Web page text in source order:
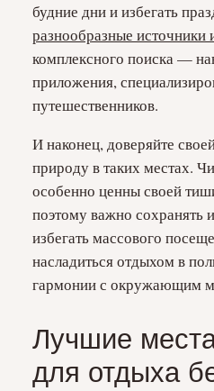
будние дни и избегать
разнообразные
комплексного поиска —
приложения,
путешественников.
И наконец, доверяйте
природу в таких местах.
особенно ценны своей
поэтому важно сохранять
избегать массового
насладиться отдыхом в
гармонии с окружающим
Лучшие
для отдыха